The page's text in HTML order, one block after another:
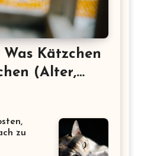
Kätzchen
(Alter,
zu